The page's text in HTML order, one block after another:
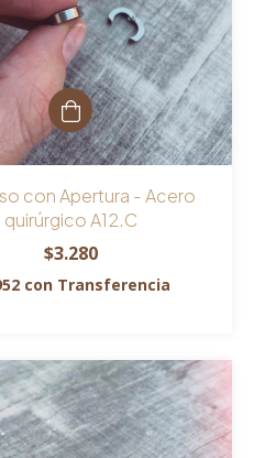
con Apertura - Acero
quirúrgico A12.C
$3.280
con Transferencia